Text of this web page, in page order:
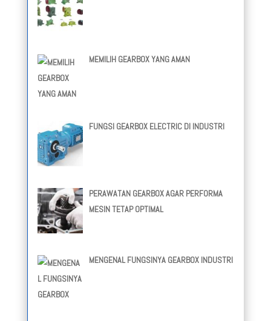
MEMILIH GEARBOX YANG AMAN
FUNGSI GEARBOX ELECTRIC DI INDUSTRI
PERAWATAN GEARBOX AGAR PERFORMA
MESIN TETAP OPTIMAL
MENGENAL FUNGSINYA GEARBOX INDUSTRI